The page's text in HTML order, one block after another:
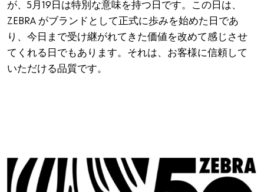
が、5月19日は特別な意味を持つ日です。この日は、
ZEBRA がブランドとして正式に歩みを始めた日であ
り、今日まで受け継がれてきた価値を改めて感じさせ
てくれる日でもあります。それは、お客様に信頼して
いただける品質です。